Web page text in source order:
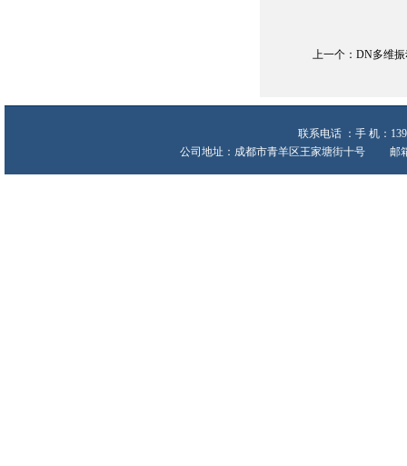
上一个： DN多维
联系电话 ：手 机：
公司地址：成都市青羊区王家塘街十号 邮